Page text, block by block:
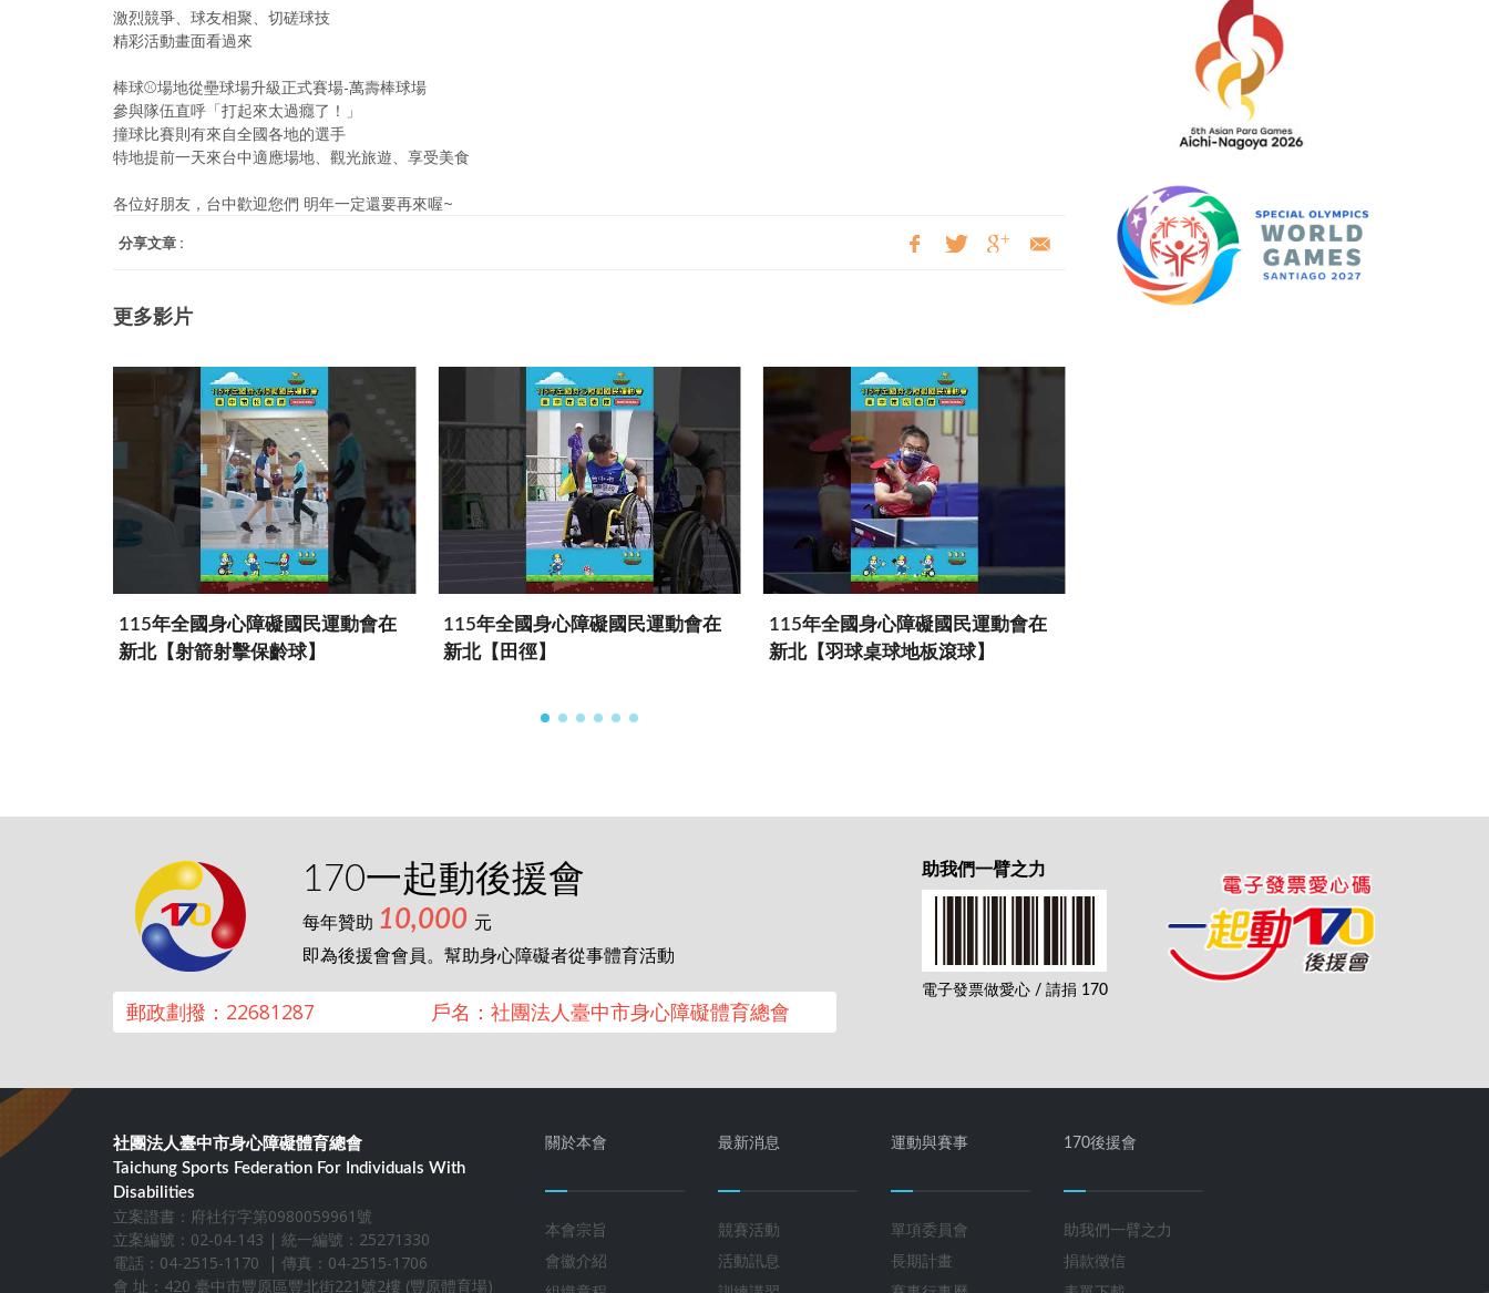
激烈競爭、球友相聚、切磋球技
精彩活動畫面看過來
棒球⚾場地從壘球場升級正式賽場-萬壽棒球場
參與隊伍直呼「打起來太過癮了！」
撞球比賽則有來自全國各地的選手
特地提前一天來台中適應場地、觀光旅遊、享受美食
各位好朋友，台中歡迎您們 明年一定還要再來喔~
分享文章 :
更多影片
115年全國身心障礙國民運動會在
新北【射箭射擊保齡球】
115年全國身心障礙國民運動會在
新北【田徑】
115年全國身心障礙國民運動會在
新北【羽球桌球地板滾球】
170一起動後援會
每年贊助 10,000 元
即為後援會會員。幫助身心障礙者從事體育活動
郵政劃撥：22681287 戶名：社團法人臺中市身心障礙體育總會
助我們一臂之力
電子發票做愛心 / 請捐 170
社團法人臺中市身心障礙體育總會
Taichung Sports Federation For Individuals With
Disabilities
立案證書：府社行字第0980059961號
立案編號：02-04-143 | 統一編號：25271330
電話：04-2515-1170 | 傳真：04-2515-1706
會 址：420 臺中市豐原區豐北街221號2樓 (豐原體育場)
關於本會
本會宗旨
會徽介紹
最新消息
競賽活動
活動訊息
運動與賽事
單項委員會
長期計畫
170後援會
助我們一臂之力
捐款徵信